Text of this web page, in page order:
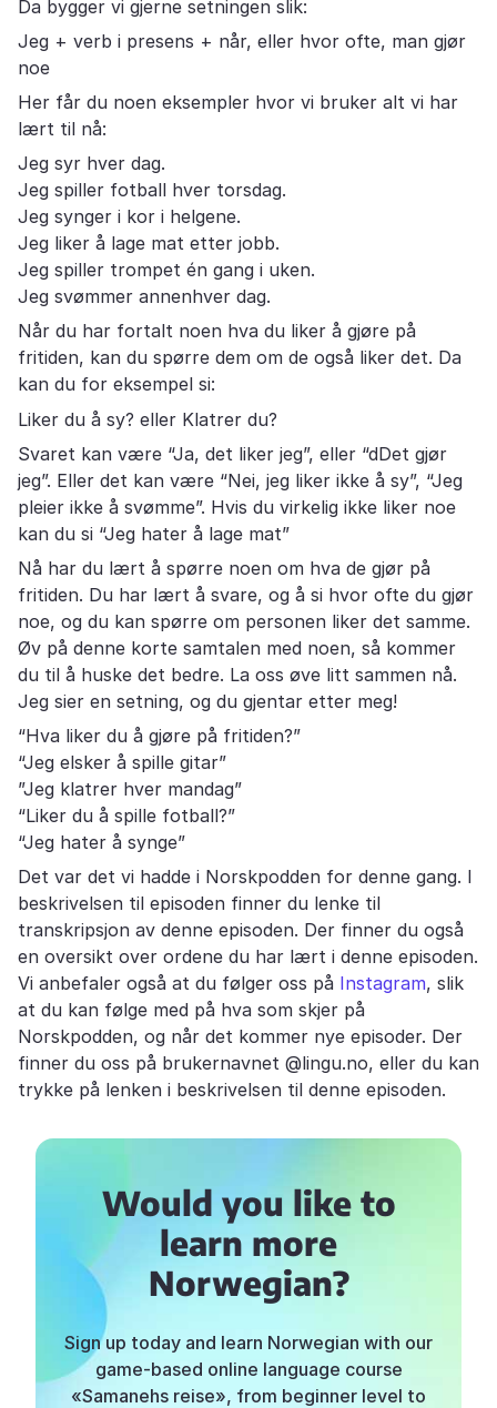
Da bygger vi gjerne setningen slik:
Jeg + verb i presens + når, eller hvor ofte, man gjør
noe
Her får du noen eksempler hvor vi bruker alt vi har
lært til nå:
Jeg syr hver dag.
Jeg spiller fotball hver torsdag.
Jeg synger i kor i helgene.
Jeg liker å lage mat etter jobb.
Jeg spiller trompet én gang i uken.
Jeg svømmer annenhver dag.
Når du har fortalt noen hva du liker å gjøre på
fritiden, kan du spørre dem om de også liker det. Da
kan du for eksempel si:
Liker du å sy? eller Klatrer du?
Svaret kan være “Ja, det liker jeg”, eller “dDet gjør
jeg”. Eller det kan være “Nei, jeg liker ikke å sy”, “Jeg
pleier ikke å svømme”. Hvis du virkelig ikke liker noe
kan du si “Jeg hater å lage mat”
Nå har du lært å spørre noen om hva de gjør på
fritiden. Du har lært å svare, og å si hvor ofte du gjør
noe, og du kan spørre om personen liker det samme.
Øv på denne korte samtalen med noen, så kommer
du til å huske det bedre. La oss øve litt sammen nå.
Jeg sier en setning, og du gjentar etter meg!
“Hva liker du å gjøre på fritiden?”
“Jeg elsker å spille gitar”
”Jeg klatrer hver mandag”
“Liker du å spille fotball?”
“Jeg hater å synge”
Det var det vi hadde i Norskpodden for denne gang. I
beskrivelsen til episoden finner du lenke til
transkripsjon av denne episoden. Der finner du også
en oversikt over ordene du har lært i denne episoden.
Vi anbefaler også at du følger oss på Instagram, slik
at du kan følge med på hva som skjer på
Norskpodden, og når det kommer nye episoder. Der
finner du oss på brukernavnet @lingu.no, eller du kan
trykke på lenken i beskrivelsen til denne episoden.
Would you like to
learn more
Norwegian?
Sign up today and learn Norwegian with our
game-based online language course
«Samanehs reise», from beginner level to